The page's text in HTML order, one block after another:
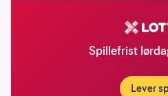
Spillefrist
Lever